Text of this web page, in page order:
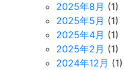
2025年8月 (1)
2025年5月 (1)
2025年4月 (1)
2025年2月 (1)
2024年12月 (1)